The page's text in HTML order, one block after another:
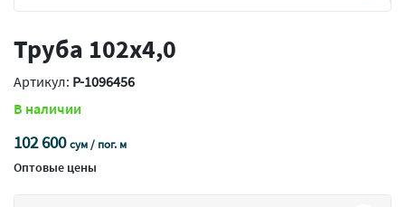
Труба 102х4,0
Артикул: P-1096456
В наличии
102 600сум / пог. м
Оптовые цены